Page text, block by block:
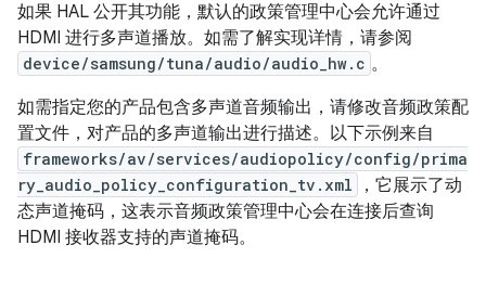
如果 HAL 公开其功能，默认的政策管理中心会允许通过
HDMI 进行多声道播放。如需了解实现详情，请参阅
device/samsung/tuna/audio/audio_hw.c 。
如需指定您的产品包含多声道音频输出，请修改音频政策配
置文件，对产品的多声道输出进行描述。以下示例来自
frameworks/av/services/audiopolicy/config/prima
ry_audio_policy_configuration_tv.xml
，它展示了动
态声道掩码，这表示音频政策管理中心会在连接后查询
HDMI 接收器支持的声道掩码。